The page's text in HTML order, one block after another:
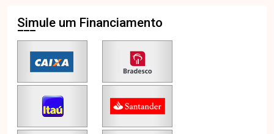
Simule um Financiamento